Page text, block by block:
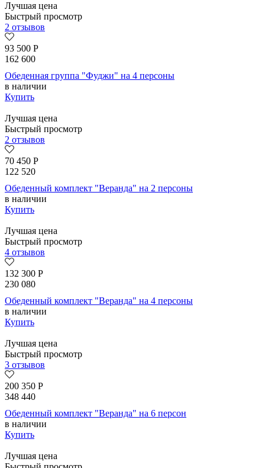
Лучшая цена
Быстрый просмотр
2 отзывов
93 500 Р
162 600
Обеденная группа "Фуджи" на 4 персоны
в наличии
Купить
Лучшая цена
Быстрый просмотр
2 отзывов
70 450 Р
122 520
Обеденный комплект "Веранда" на 2 персоны
в наличии
Купить
Лучшая цена
Быстрый просмотр
4 отзывов
132 300 Р
230 080
Обеденный комплект "Веранда" на 4 персоны
в наличии
Купить
Лучшая цена
Быстрый просмотр
3 отзывов
200 350 Р
348 440
Обеденный комплект "Веранда" на 6 персон
в наличии
Купить
Лучшая цена